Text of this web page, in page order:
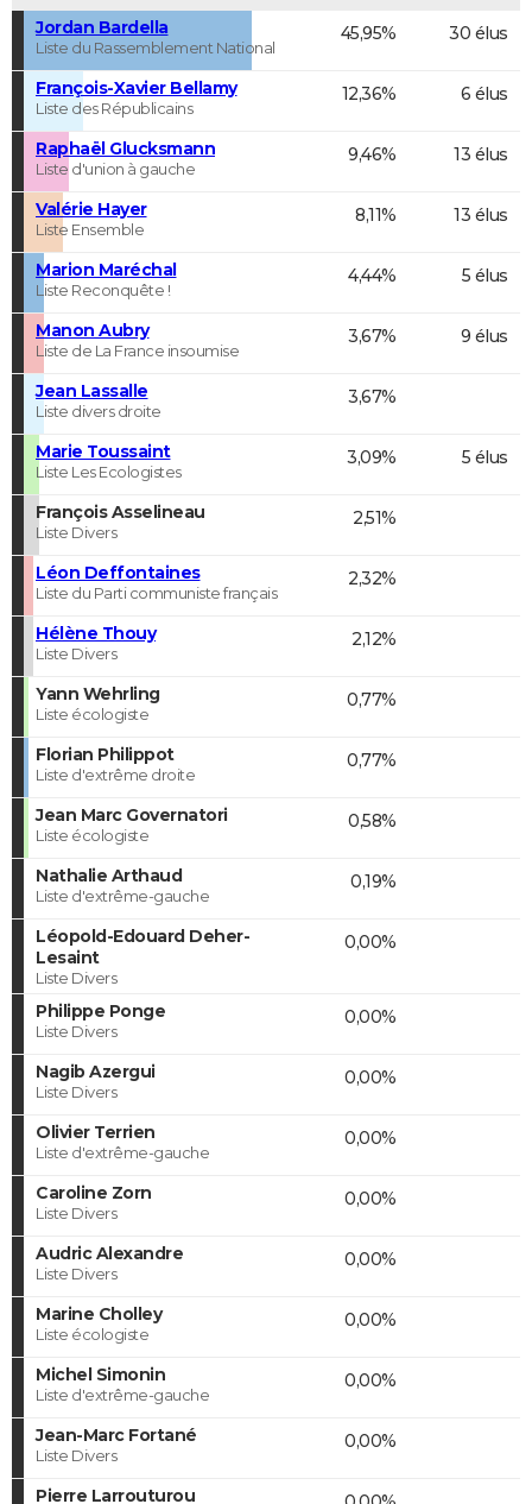
Jordan Bardella
Liste du Rassemblement National
45,95% 30 élus
François-Xavier Bellamy
Liste des Républicains
12,36% 6 élus
Raphaël Glucksmann
Liste d'union à gauche
9,46% 13 élus
Valérie Hayer
Liste Ensemble
8,11% 13 élus
Marion Maréchal
Liste Reconquête !
4,44% 5 élus
Manon Aubry
Liste de La France insoumise
3,67% 9 élus
Jean Lassalle
Liste divers droite
3,67%
Marie Toussaint
Liste Les Ecologistes
3,09% 5 élus
François Asselineau
Liste Divers
2,51%
Léon Deffontaines
Liste du Parti communiste français
2,32%
Hélène Thouy
Liste Divers
2,12%
Yann Wehrling
Liste écologiste
0,77%
Florian Philippot
Liste d'extrême droite
0,77%
Jean Marc Governatori
Liste écologiste
0,58%
Nathalie Arthaud
Liste d'extrême-gauche
0,19%
Léopold-Edouard Deher-
Lesaint
Liste Divers
0,00%
Philippe Ponge
Liste Divers
0,00%
Nagib Azergui
Liste Divers
0,00%
Olivier Terrien
Liste d'extrême-gauche
0,00%
Caroline Zorn
Liste Divers
0,00%
Audric Alexandre
Liste Divers
0,00%
Marine Cholley
Liste écologiste
0,00%
Michel Simonin
Liste d'extrême-gauche
0,00%
Jean-Marc Fortané
Liste Divers
0,00%
Pierre Larrouturou